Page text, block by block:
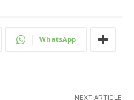
WhatsApp
NEXT ARTICLE